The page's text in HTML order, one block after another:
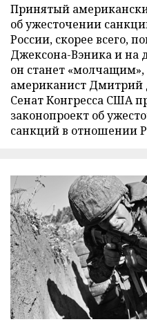
Принятый
об ужесточении
России, скорее всего,
Джексона-Вэника и на
он станет «молчащим»,
американист
Сенат Конгресса США
законопроект об
санкций в отношении